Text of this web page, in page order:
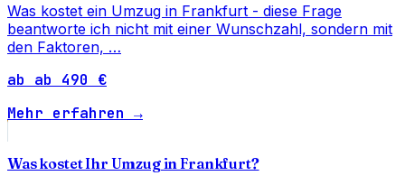
Was kostet ein Umzug in Frankfurt - diese Frage
beantworte ich nicht mit einer Wunschzahl, sondern mit
den Faktoren, …
ab ab 490 €
Mehr erfahren →
Was kostet Ihr Umzug in Frankfurt?